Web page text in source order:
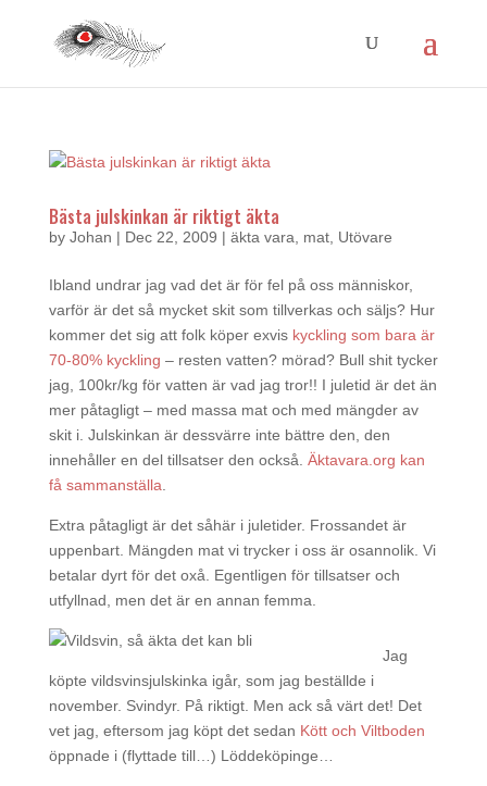
Bästa julskinkan är riktigt äkta
by Johan | Dec 22, 2009 | äkta vara mat, Utövare
Ibland undrar jag vad det är för fel på oss människor,
varför är det så mycket skit som tillverkas och säljs? Hur
kommer det sig att folk köper exvis kyckling som bara är
70-80% kyckling – resten vatten? mörad? Bull shit tycker
jag, 100kr/kg för vatten är vad jag tror!! I juletid är det än
mer påtagligt – med massa mat och med mängder av
skit i. Julskinkan är dessvärre inte bättre den, den
innehåller en del tillsatser den också. Äktavara.org kan
få sammanställa
Extra påtagligt är det såhär i juletider. Frossandet är
uppenbart. Mängden mat vi trycker i oss är osannolik. Vi
betalar dyrt för det oxå. Egentligen för tillsatser och
utfyllnad, men det är en annan femma.
Jag
köpte vildsvinsjulskinka igår, som jag beställde i
november. Svindyr. På riktigt. Men ack så värt det! Det
vet jag, eftersom jag köpt det sedan Kött och Viltboden
öppnade i (flyttade till…) Löddeköpinge…